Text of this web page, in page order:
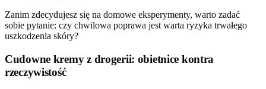
Zanim zdecydujesz się na domowe eksperymenty, warto zadać
sobie pytanie: czy chwilowa poprawa jest warta ryzyka trwałego
uszkodzenia skóry?
Cudowne kremy z drogerii: obietnice kontra
rzeczywistość